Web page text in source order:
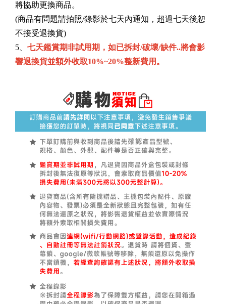
將協助更換商品。
(商品有問題請拍照/錄影於七天內通知，超過七天後恕
不接受退換貨)
5、 七天鑑賞期非試用期，如已拆封/破壞/缺件..將會影
響退換貨並額外收取10%~20%整新費用。